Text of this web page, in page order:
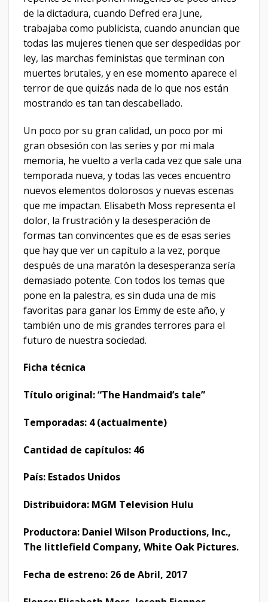
de la dictadura, cuando Defred era June,
trabajaba como publicista, cuando anuncian que
todas las mujeres tienen que ser despedidas por
ley, las marchas feministas que terminan con
muertes brutales, y en ese momento aparece el
terror de que quizás nada de lo que nos están
mostrando es tan tan descabellado.
Un poco por su gran calidad, un poco por mi
gran obsesión con las series y por mi mala
memoria, he vuelto a verla cada vez que sale una
temporada nueva, y todas las veces encuentro
nuevos elementos dolorosos y nuevas escenas
que me impactan. Elisabeth Moss representa el
dolor, la frustración y la desesperación de
formas tan convincentes que es de esas series
que hay que ver un capítulo a la vez, porque
después de una maratón la desesperanza sería
demasiado potente. Con todos los temas que
pone en la palestra, es sin duda una de mis
favoritas para ganar los Emmy de este año, y
también uno de mis grandes terrores para el
futuro de nuestra sociedad.
Ficha técnica
Título original: “The Handmaid’s tale”
Temporadas: 4 (actualmente)
Cantidad de capítulos: 46
País: Estados Unidos
Distribuidora: MGM Television Hulu
Productora: Daniel Wilson Productions, Inc.,
The littlefield Company, White Oak Pictures.
Fecha de estreno: 26 de Abril, 2017